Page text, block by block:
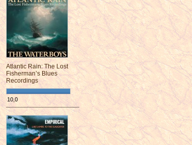
Atlantic Rain: The Lost
Fisherman’s Blues
Recordings
10,0
¯¯¯¯¯¯¯¯¯¯¯¯¯¯¯¯¯¯¯¯¯¯¯¯